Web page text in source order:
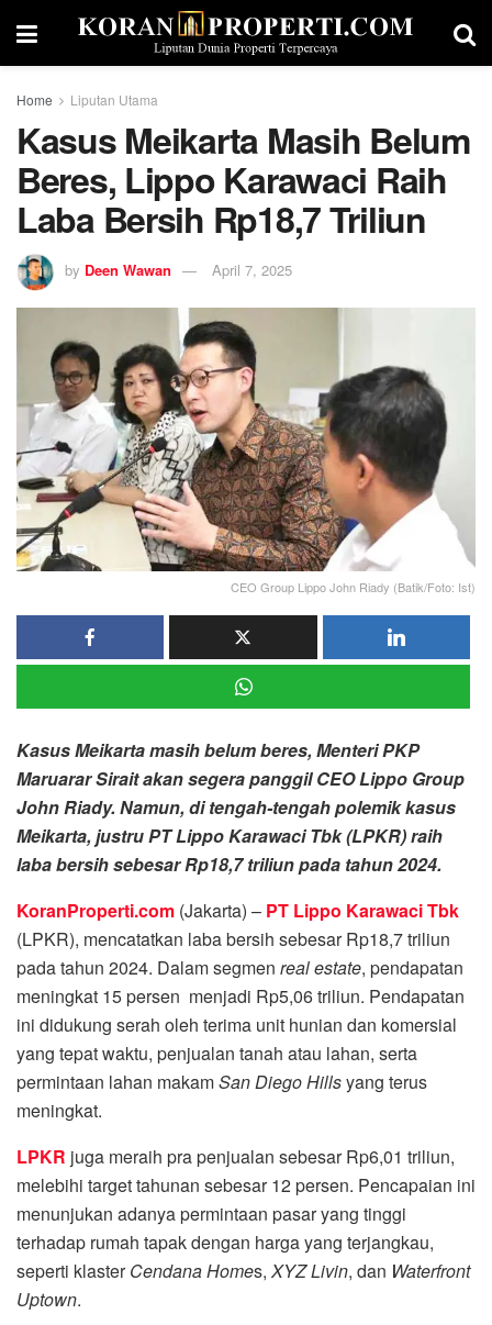
Home Liputan Utama
Kasus Meikarta Masih Belum
Beres, Lippo Karawaci Raih
Laba Bersih Rp18,7 Triliun
by Deen Wawan April 7, 2025
CEO Group Lippo John Riady (Batik/Foto: Ist)
Kasus Meikarta masih belum beres, Menteri PKP
Maruarar Sirait akan segera panggil CEO Lippo Group
John Riady. Namun, di tengah-tengah polemik kasus
Meikarta, justru PT Lippo Karawaci Tbk (LPKR) raih
laba bersih sebesar Rp18,7 triliun pada tahun 2024.
KoranProperti.com (Jakarta) – PT Lippo Karawaci Tbk
(LPKR), mencatatkan laba bersih sebesar Rp18,7 triliun
pada tahun 2024. Dalam segmen real estate, pendapatan
meningkat 15 persen menjadi Rp5,06 triliun. Pendapatan
ini didukung serah oleh terima unit hunian dan komersial
yang tepat waktu, penjualan tanah atau lahan, serta
permintaan lahan makamSan Diego Hillsyang terus
meningkat.
LPKR juga meraih pra penjualan sebesar Rp6,01 triliun,
melebihi target tahunan sebesar 12 persen. Pencapaian ini
menunjukan adanya permintaan pasar yang tinggi
terhadap rumah tapak dengan harga yang terjangkau,
seperti klasterCendana Homes,XYZ Livin, dan Waterfront
Uptown.